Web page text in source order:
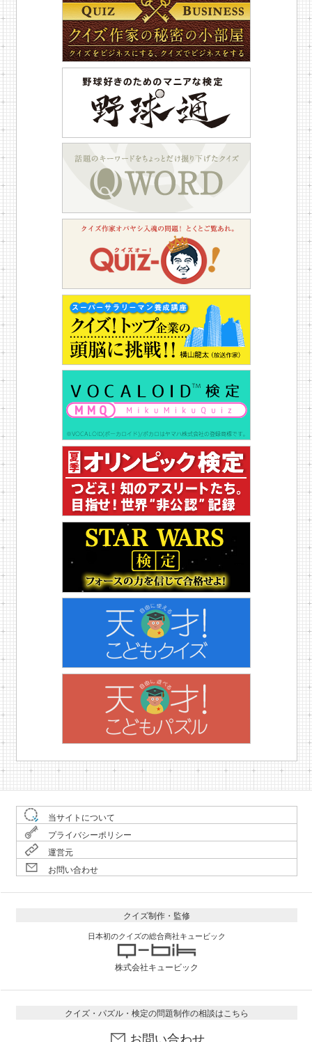
当サイトについて
プライバシーポリシー
運営元
お問い合わせ
クイズ制作・監修
日本初のクイズの総合商社キュービック
株式会社キュービック
クイズ・パズル・検定の問題制作の相談はこちら
お問い合わせ